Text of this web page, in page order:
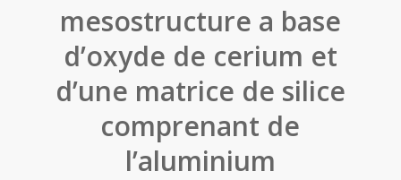
mesostructure a base
d’oxyde de cerium et
d’une matrice de silice
comprenant de
l’aluminium